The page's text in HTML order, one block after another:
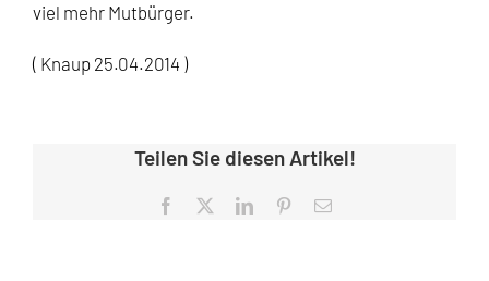
viel mehr Mutbürger.
( Knaup 25.04.2014 )
Teilen Sie diesen Artikel!
Facebook LinkedInPinterest
E-